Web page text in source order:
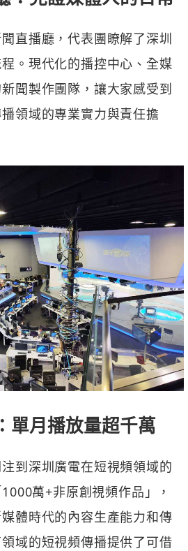
直播廳，代表團瞭解了深圳
。現代化的播控中心、全媒
聞製作團隊，讓大家感受到
領域的專業實力與責任擔
單月播放量超千萬
到深圳廣電在短視頻領域的
萬+非原創視頻作品」，
體時代的內容生產能力和傳
域的短視頻傳播提供了可借